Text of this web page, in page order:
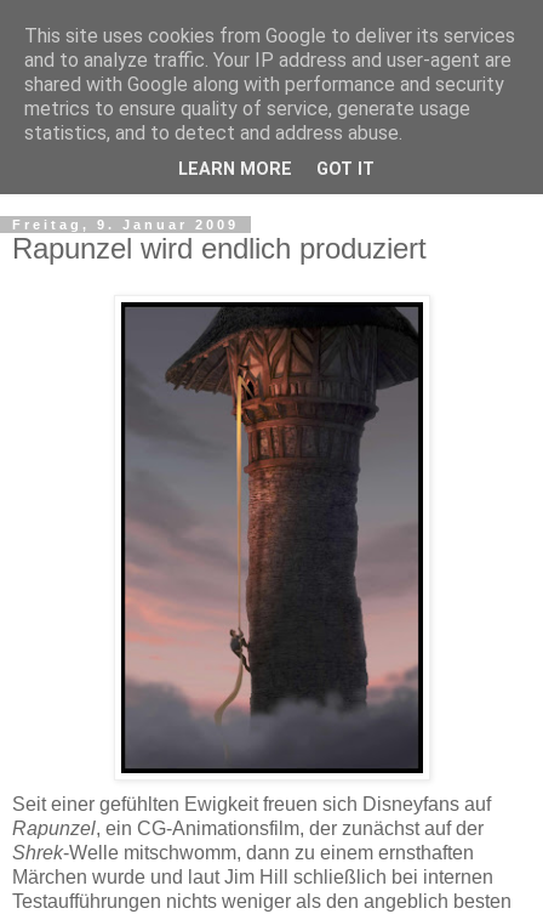
Freitag, 9. Januar 2009
Rapunzel wird endlich produziert
Seit einer gefühlten Ewigkeit freuen sich Disneyfans auf
Rapunzel, ein CG-Animationsfilm, der zunächst auf der
Shrek-Welle mitschwomm, dann zu einem ernsthaften
Märchen wurde und laut Jim Hill schließlich bei internen
Testaufführungen nichts weniger als den angeblich besten
This site uses cookies from Google to deliver its services
and to analyze traffic. Your IP address and user-agent are
shared with Google along with performance and security
metrics to ensure quality of service, generate usage
statistics, and to detect and address abuse.
LEARN MORE GOT IT